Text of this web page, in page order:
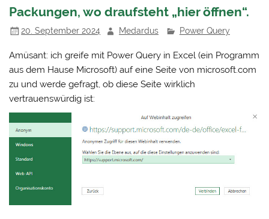
Packungen, wo draufsteht „hier öffnen“.
20. September 2024 Medardus Power Query
Amüsant: ich greife mit Power Query in Excel (ein Programm
aus dem Hause Microsoft) auf eine Seite von microsoft.com
zu und werde gefragt, ob diese Seite wirklich
vertrauenswürdig ist: